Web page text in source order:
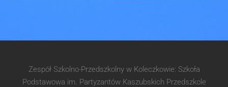
Zespół Szkolno-Przedszkolny w Koleczkowie: Szkoła
Podstawowa im. Partyzantów Kaszubskich Przedszkole